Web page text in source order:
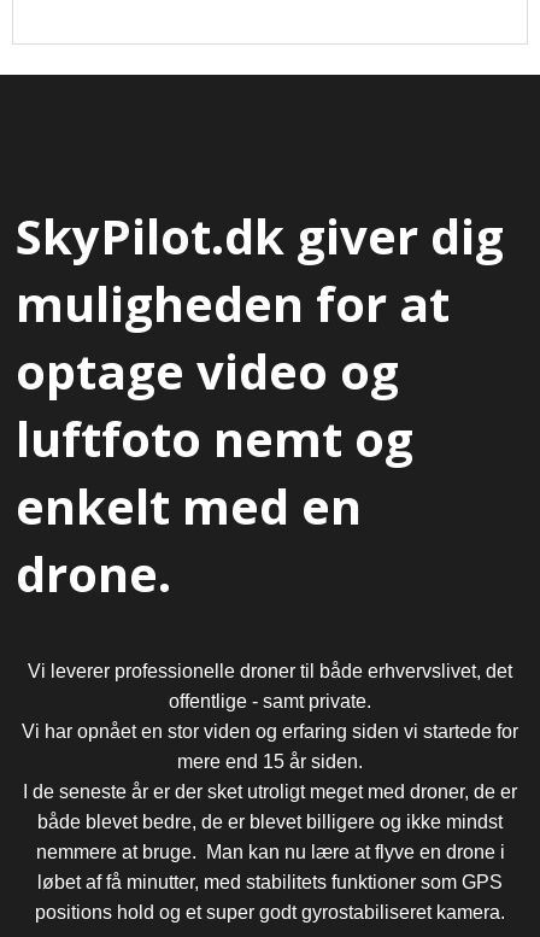
SkyPilot.dk giver dig
muligheden for at
optage video og
luftfoto nemt og
enkelt med en
drone.
Vi leverer professionelle droner til både erhvervslivet, det
offentlige - samt private.
Vi har opnået en stor viden og erfaring siden vi startede for
mere end 15 år siden.
I de seneste år er der sket utroligt meget med droner, de er
både blevet bedre, de er blevet billigere og ikke mindst
nemmere at bruge. Man kan nu lære at flyve en drone i
løbet af få minutter, med stabilitets funktioner som GPS
positions hold og et super godt gyrostabiliseret kamera.